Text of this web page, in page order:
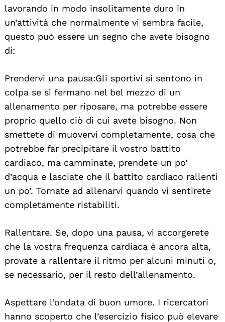
lavorando in modo insolitamente duro in
un’attività che normalmente vi sembra facile,
questo può essere un segno che avete bisogno
di:
Prendervi una pausa:Gli sportivi si sentono in
colpa se si fermano nel bel mezzo di un
allenamento per riposare, ma potrebbe essere
proprio quello ciò di cui avete bisogno. Non
smettete di muovervi completamente, cosa che
potrebbe far precipitare il vostro battito
cardiaco, ma camminate, prendete un po’
d’acqua e lasciate che il battito cardiaco rallenti
un po’. Tornate ad allenarvi quando vi sentirete
completamente ristabiliti.
Rallentare. Se, dopo una pausa, vi accorgerete
che la vostra frequenza cardiaca è ancora alta,
provate a rallentare il ritmo per alcuni minuti o,
se necessario, per il resto dell’allenamento.
Aspettare l’ondata di buon umore. I ricercatori
hanno scoperto che l’esercizio fisico può elevare